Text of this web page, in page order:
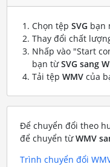
Chọn tệp SVG bạn
Thay đổi chất
Nhấp vào "Start
bạn từSVG sang
Tải tệp WMVcủa
Để chuyển đổi theo
để chuyển từWMV
Trình chuyển đổi